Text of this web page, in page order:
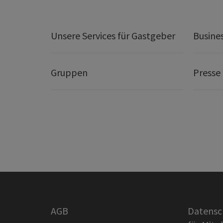
Unsere Services für Gastgeber
Gruppen Presse
AGB